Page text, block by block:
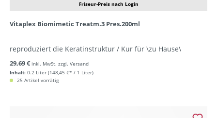
Friseur-Preis nach Login
Vitaplex Biomimetic Treatm.3 Pres.200ml
reproduziert die Keratinstruktur / Kur für \zu Hause\
Inhalt: 0.2 Liter (148,45 €* / 1 Liter)
29,69 € inkl. MwSt. zzgl. Versand
25 Artikel vorrätig